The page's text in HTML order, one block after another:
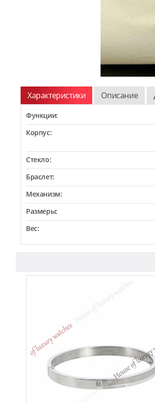
Характеристики Описание
Функции:
Корпус:
Стекло:
Браслет:
Механизм:
Размеры:
Вес: